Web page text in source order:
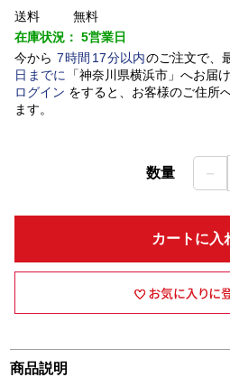
送料
無料
在庫状況： 5営業日
今から 7時間 17分以内のご注文で、
日 までに 「神奈川県横浜市」 へお届
ログイン をすると、お客様のご住所
ます。
数量 －
カートに入
商品説明